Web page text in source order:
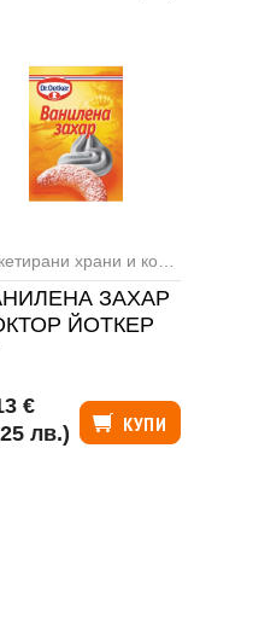
и полуфабрикати
ЗАХАР
ЙОТКЕР
€
лв.)
КУПИ